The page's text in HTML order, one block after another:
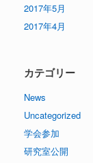
2017年5月
2017年4月
カテゴリー
News
Uncategorized
学会参加
研究室公開